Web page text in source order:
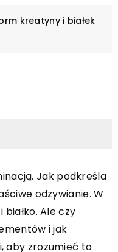
kreatyny i białek
Jak podkreśla
odżywianie. W
Ale czy
i jak
aby zrozumieć to